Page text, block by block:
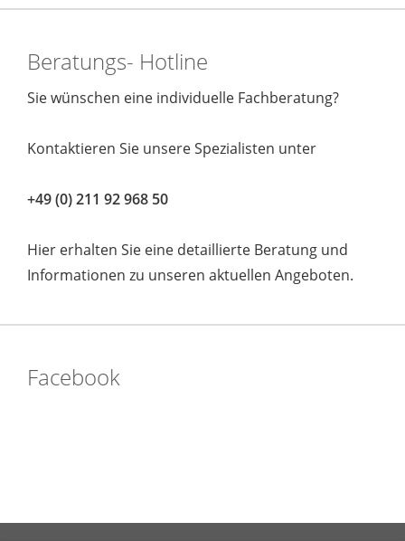
Beratungs- Hotline
Sie wünschen eine individuelle Fachberatung?
Kontaktieren Sie unsere Spezialisten unter
+49 (0) 211 92 968 50
Hier erhalten Sie eine detaillierte Beratung und
Informationen zu unseren aktuellen Angeboten.
Facebook